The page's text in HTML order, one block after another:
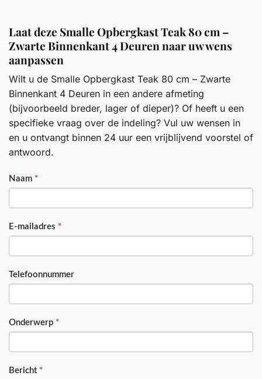
Laat deze Smalle Opbergkast Teak 80 cm –
Zwarte Binnenkant 4 Deuren naar uw wens
aanpassen
Wilt u de Smalle Opbergkast Teak 80 cm – Zwarte
Binnenkant 4 Deuren in een andere afmeting
(bijvoorbeeld breder, lager of dieper)? Of heeft u een
specifieke vraag over de indeling? Vul uw wensen in
en u ontvangt binnen 24 uur een vrijblijvend voorstel of
antwoord.
PRODUCT
Naam *
E-mailadres *
Telefoonnummer
Onderwerp *
Bericht *